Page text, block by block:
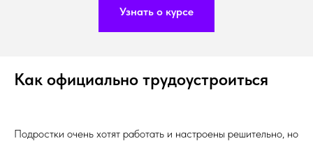
Узнать о курсе
Как официально трудоустроиться
Подростки очень хотят работать и настроены решительно, но